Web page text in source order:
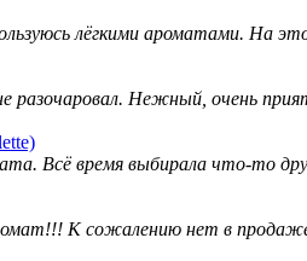
лёгкими ароматами. На
разочаровал. Нежный, очень
Всё время выбирала что-то
К сожалению нет в